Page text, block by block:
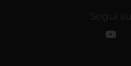
Segui su